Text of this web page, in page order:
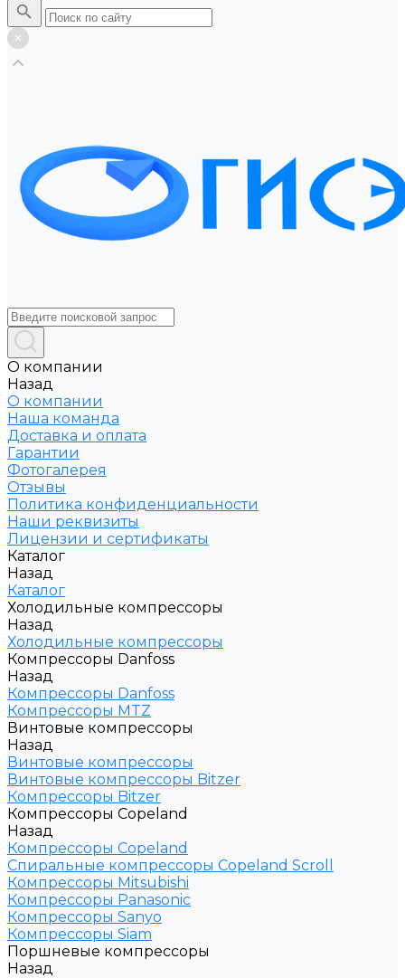
О компании
Назад
О компании
Наша команда
Доставка и оплата
Гарантии
Фотогалерея
Отзывы
Политика конфиденциальности
Наши реквизиты
Лицензии и сертификаты
Каталог
Назад
Каталог
Холодильные компрессоры
Назад
Холодильные компрессоры
Компрессоры Danfoss
Назад
Компрессоры Danfoss
Компрессоры MTZ
Винтовые компрессоры
Назад
Винтовые компрессоры
Винтовые компрессоры Bitzer
Компрессоры Bitzer
Компрессоры Copeland
Назад
Компрессоры Copeland
Спиральные компрессоры Copeland Scroll
Компрессоры Mitsubishi
Компрессоры Panasonic
Компрессоры Sanyo
Компрессоры Siam
Поршневые компрессоры
Назад